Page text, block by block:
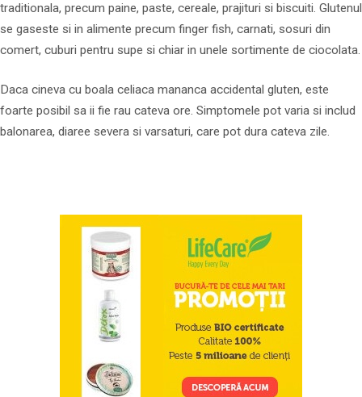
traditionala, precum paine, paste, cereale, prajituri si biscuiti. Glutenul
se gaseste si in alimente precum finger fish, carnati, sosuri din
comert, cuburi pentru supe si chiar in unele sortimente de ciocolata.
Daca cineva cu boala celiaca mananca accidental gluten, este
foarte posibil sa ii fie rau cateva ore. Simptomele pot varia si includ
balonarea, diaree severa si varsaturi, care pot dura cateva zile.